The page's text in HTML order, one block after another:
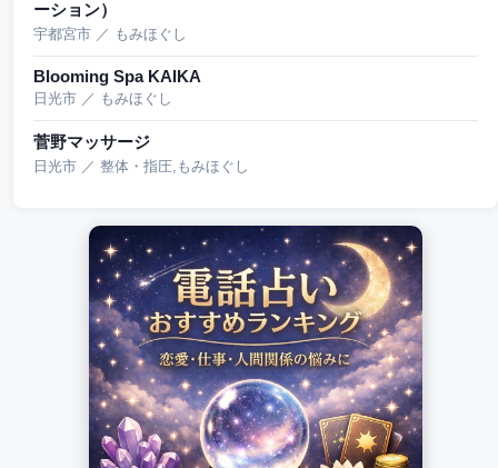
ーション）
宇都宮市 ／ もみほぐし
Blooming Spa KAIKA
日光市 ／ もみほぐし
菅野マッサージ
日光市 ／ 整体・指圧,もみほぐし